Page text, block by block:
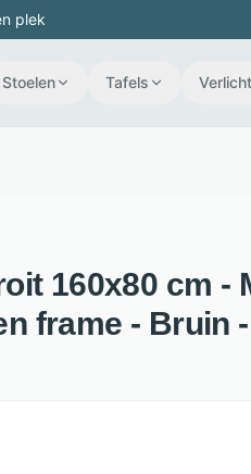
plek
Stoelen Tafels
160x80 cm -
frame - Bruin